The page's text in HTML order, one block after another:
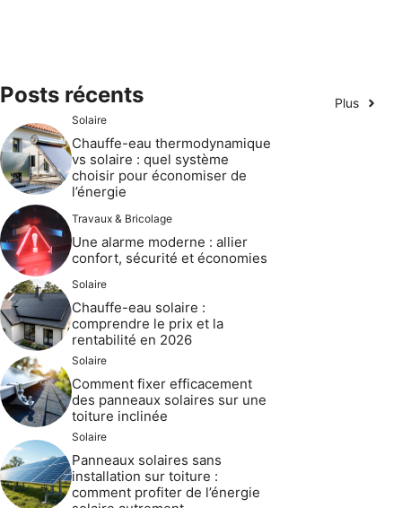
Posts récents Plus
Solaire
Chauffe-eau thermodynamique
vs solaire : quel système
choisir pour économiser de
l’énergie
Travaux & Bricolage
Une alarme moderne : allier
confort, sécurité et économies
Solaire
Chauffe-eau solaire :
comprendre le prix et la
rentabilité en 2026
Solaire
Comment fixer efficacement
des panneaux solaires sur une
toiture inclinée
Solaire
Panneaux solaires sans
installation sur toiture :
comment profiter de l’énergie